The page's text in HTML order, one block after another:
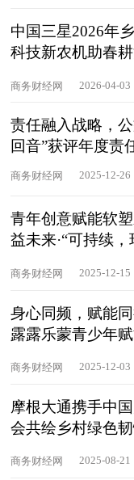
中国三星2026年
科技新农机助春
商务财经网 2026-04-03
责任融入战略，
回音”获评年度责
商务财经网 2025-12-26
青年创意赋能软
益未来·“可持续
商务财经网 2025-12-15
身心同频，赋能
露露乐蒙青少年
商务财经网 2025-12-03
摩根大通携手中
会共绘乡村绿色
商务财经网 2025-08-21